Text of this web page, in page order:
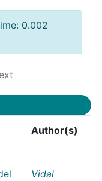
0.002
Author(s)
Vidal